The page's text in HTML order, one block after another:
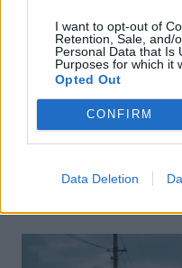
I want to opt-out of
Retention, Sale, and/
Personal Data that Is
Purposes for which it
Opted Out
CONFIRM
Data Deletion
Sécurité Automobile
Catalogne lance
Auto Pour Vous